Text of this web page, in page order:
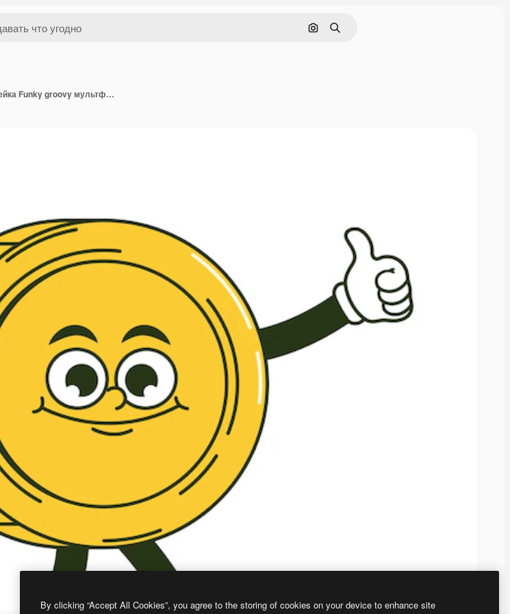
Поиск по изображению
Поиск
Счастливый День Святого Патрика ретро-наклейка Funky groovy мультфильм персонаж ходит золотая монета Винтаж смешной талисман патч психоделическая улыбка и эмоции комикс трендовая векторная иллюстрация
By clicking “Accept All Cookies”, you agree to the storing of cookies on your device to enhance site